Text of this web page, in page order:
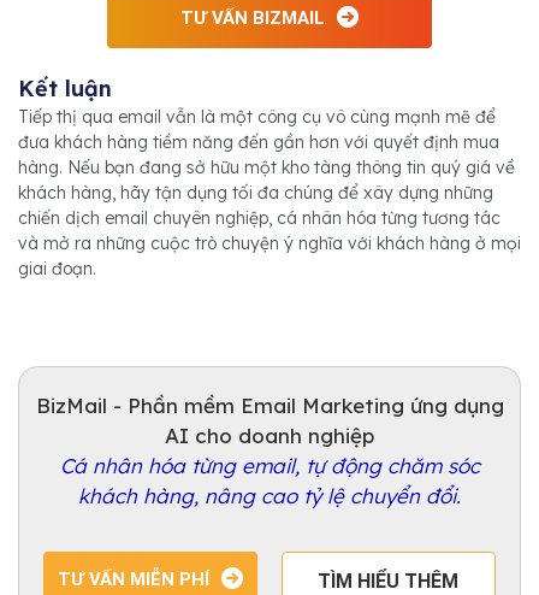
TƯ VẤN BIZMAIL
Kết luận
Tiếp thị qua email vẫn là một công cụ vô cùng mạnh mẽ để
đưa khách hàng tiềm năng đến gần hơn với quyết định mua
hàng. Nếu bạn đang sở hữu một kho tàng thông tin quý giá về
khách hàng, hãy tận dụng tối đa chúng để xây dựng những
chiến dịch email chuyên nghiệp, cá nhân hóa từng tương tác
và mở ra những cuộc trò chuyện ý nghĩa với khách hàng ở mọi
giai đoạn.
BizMail - Phần mềm Email Marketing ứng dụng
AI cho doanh nghiệp
Cá nhân hóa từng email, tự động chăm sóc
khách hàng, nâng cao tỷ lệ chuyển đổi.
TƯ VẤN MIỄN PHÍ TÌM HIỂU THÊM